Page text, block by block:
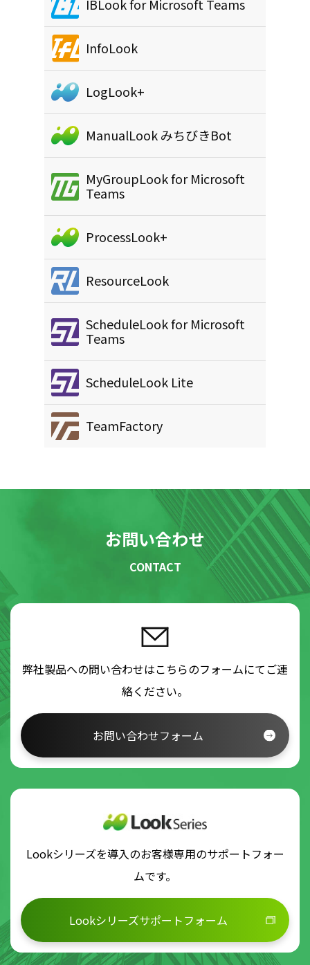
IBLook for Microsoft Teams
InfoLook
LogLook+
ManualLook みちびきBot
MyGroupLook for Microsoft
Teams
ProcessLook+
ResourceLook
ScheduleLook for Microsoft
Teams
ScheduleLook Lite
TeamFactory
お問い合わせ
CONTACT
弊社製品への問い合わせはこちらのフォームにてご連
絡ください。
お問い合わせフォーム
Lookシリーズを導入のお客様専用のサポートフォー
ムです。
Lookシリーズサポートフォーム